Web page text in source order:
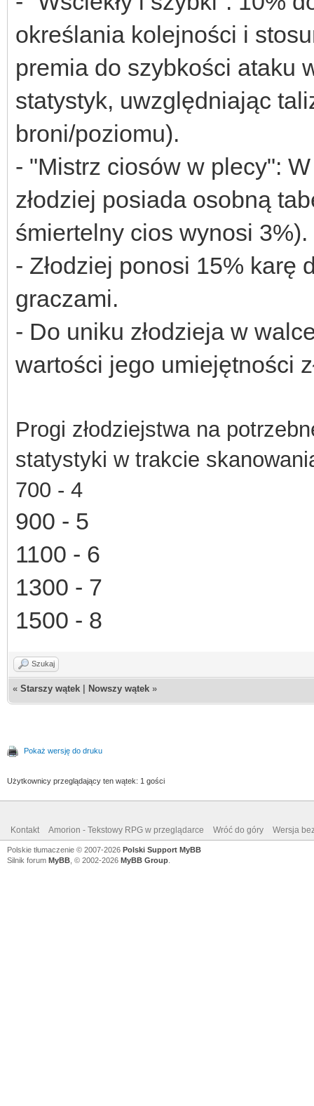
określania kolejności i
premia do szybkości ataku
statystyk, uwzględniając
broni/poziomu).
- "Mistrz ciosów w plecy":
złodziej posiada osobną
śmiertelny cios wynosi 3%).
- Złodziej ponosi 15% karę
graczami.
- Do uniku złodzieja w
wartości jego umiejętności
Progi złodziejstwa na
statystyki w trakcie
700 - 4
900 - 5
1100 - 6
1300 - 7
1500 - 8
Szukaj
« Starszy wątek Nowszy wątek »
Pokaż wersję do druku
Użytkownicy przeglądający ten wątek: 1 gości
Kontakt Amorion - Tekstowy RPG w przeglądarce Wróć do góry Wersja
Polskie tłumaczenie © 2007-2026 Polski Support MyBB
Silnik forum MyBB , © 2002-2026 MyBB Group